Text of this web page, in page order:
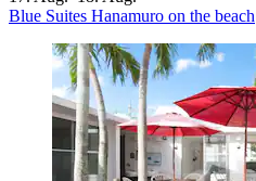
Blue Suites Hanamuro on the beach